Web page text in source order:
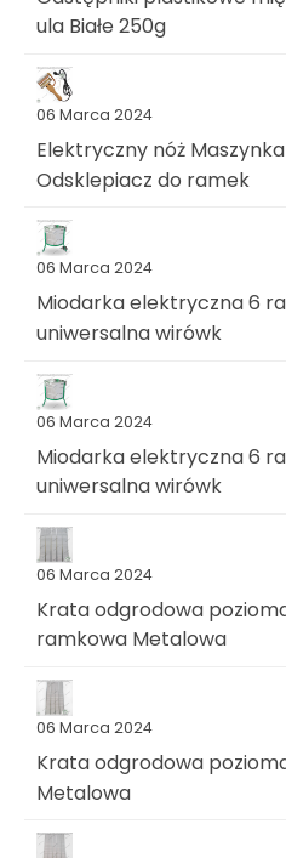
ula Białe 250g
06 Marca 2024
Elektryczny nóż
Odsklepiacz do ramek
06 Marca 2024
Miodarka elektryczna 6
uniwersalna wirówk
06 Marca 2024
Miodarka elektryczna 6
uniwersalna wirówk
06 Marca 2024
Krata odgrodowa
ramkowa Metalowa
06 Marca 2024
Krata odgrodowa
Metalowa